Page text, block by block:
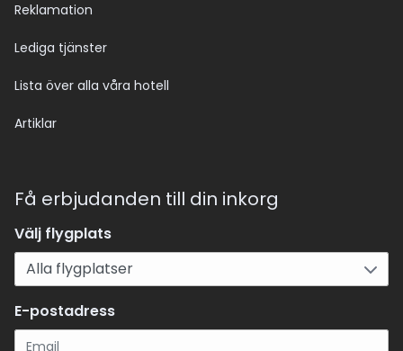
Reklamation
Lediga tjänster
Lista över alla våra hotell
Artiklar
Få erbjudanden till din inkorg
Välj flygplats
E-postadress